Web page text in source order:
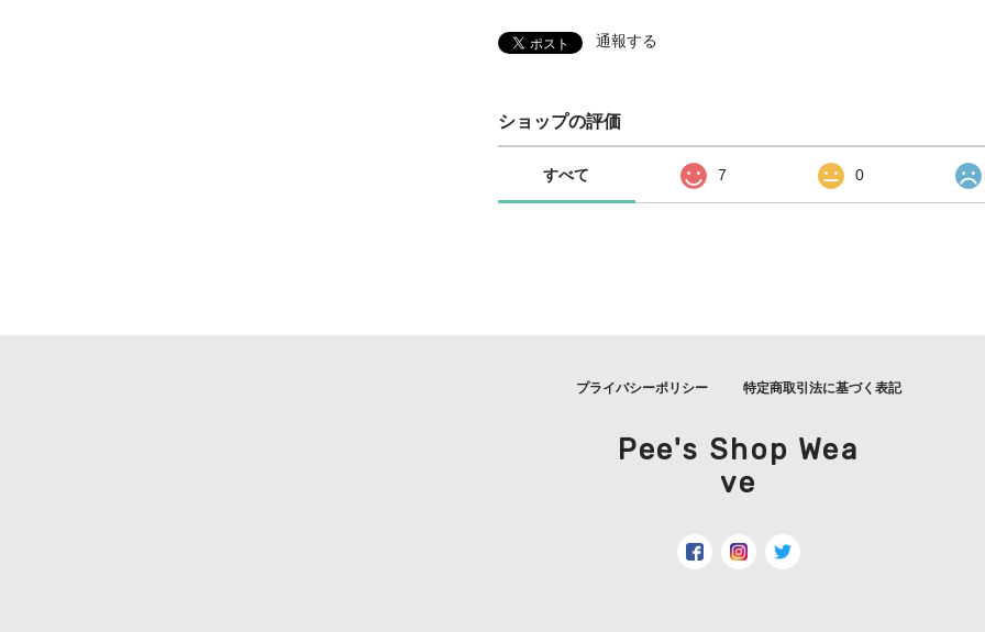
通報する
ショップの評価
すべて 7 0
プライバシーポリシー 特定商取引法に基づく表記
Pee's Shop Wea
ve